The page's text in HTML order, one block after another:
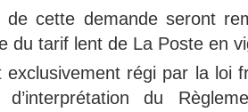
de cette demande seront
du tarif lent de La Poste en
exclusivement régi par la loi
d’interprétation du